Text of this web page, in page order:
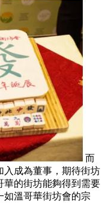
而
入成為董事，期待街坊
華的街坊能夠得到需要
如溫哥華街坊會的宗